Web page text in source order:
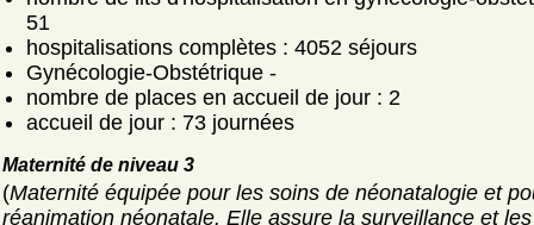
51
hospitalisations complètes : 4052 séjours
Gynécologie-Obstétrique -
nombre de places en accueil de jour : 2
accueil de jour : 73 journées
Maternité de niveau 3
(Maternité équipée pour les soins de néonatalogie et
réanimation néonatale. Elle assure la surveillance et